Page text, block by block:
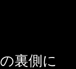
裏側に